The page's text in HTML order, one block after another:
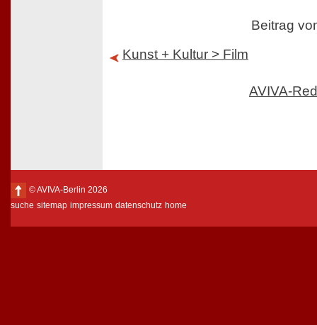
Kunst + Kultur > Film
Beitrag
AVIVA-
© AVIVA-Berlin 2026
suche sitemap impressum datenschutz home